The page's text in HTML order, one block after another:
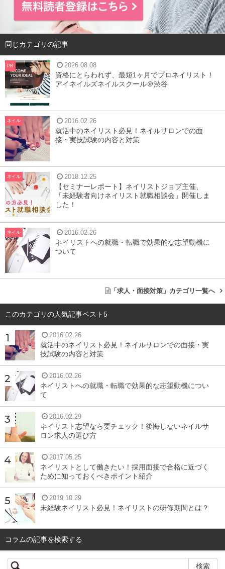
履歴書を購入する
履歴書は書店や文房具店で売っています。よく見るとどれ
も同じという訳ではありません。最近では履歴書にも「ア
ルバイト用」「就活用」などと書かれていますね。
B5サイズ
資格欄が幅広くとっているもの
ネイルスクール通学歴やJNEC検定やジェル検定など、ネ
イルの資格は全て書くと人によってはかなりの量になりま
す。
特技欄や自己PR欄が幅広くとっているもの
自分のことをPRする大切な欄です。
ているものにしましょう。
証明写真を撮る
同じカテゴリの記事
PR 2026.08.08
資格にとらわれず、最短1ヶ月でプロネイリスト！
アイネイルズネイルスクール＠渋谷
ネイル 2016.02.26
就活中のネイリスト必見！ネイルサロンでの面
接・実技試験の内容と対策
ネイル 2018.12.25
【セミナーレポート】ネイリストジョブ主催、
「未経験者向けネイリスト就職相談会」開催しま
した！
ネイル 2016.02.26
ネイリストへの就職・転職で効果的な志望動機に
ついて
「求人・面接対策」カテゴリ一覧へ
このカテゴリの人気記事ベスト5
2016.02.26
就活中のネイリスト必見！ネイルサロンでの面接・実
技試験の内容と対策
2016.02.26
ネイリストへの就職・転職で効果的な志望動機につい
て
2016.02.29
ネイリスト志望なら要チェック！後悔しないネイルサ
ロン求人の選び方
2017.05.25
ネイリストとして働きたい！採用面接で合格に近づく
ために知っておくべきポイント紹介
2019.10.29
未経験ネイリスト必見！ネイリストの研修期間とは？
コラムの記事を検索する